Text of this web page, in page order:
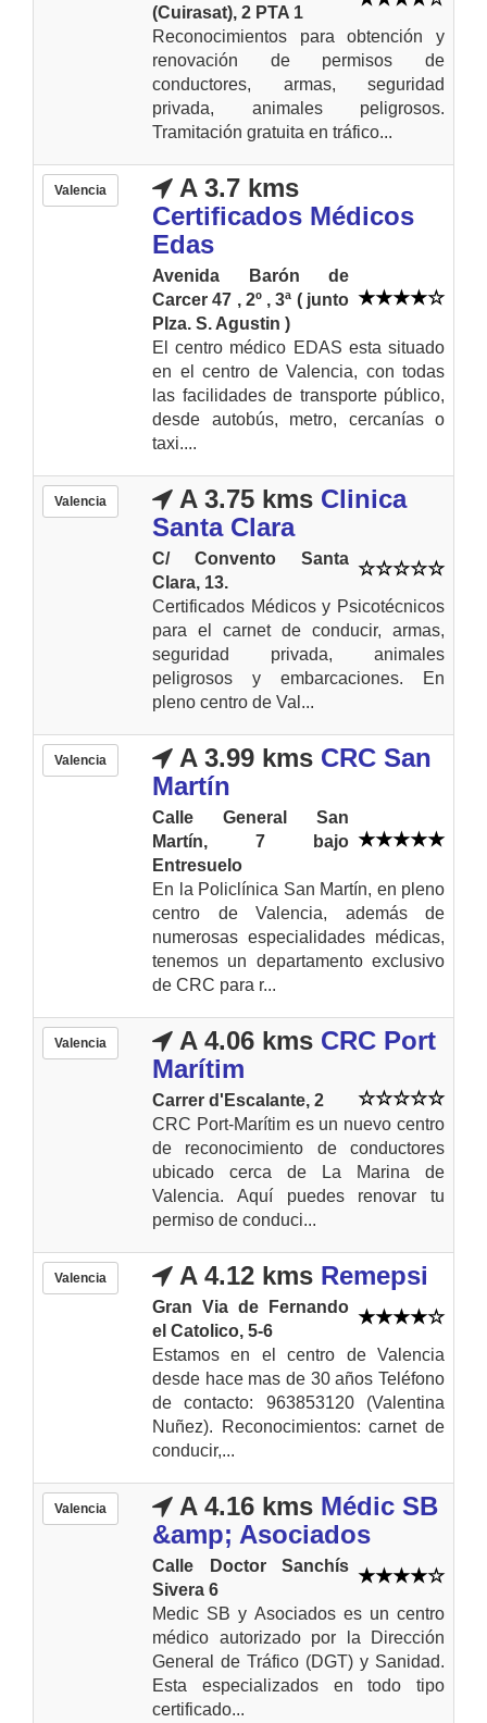
(Cuirasat), 2 PTA 1
Reconocimientos para obtención y
renovación de permisos de
conductores, armas, seguridad
privada, animales peligrosos.
Tramitación gratuita en tráfico...
Valencia
A 3.7 kms
Certificados Médicos
Edas
Avenida Barón de
Carcer 47 , 2º , 3ª ( junto
Plza. S. Agustin )
El centro médico EDAS esta situado
en el centro de Valencia, con todas
las facilidades de transporte público,
desde autobús, metro, cercanías o
taxi....
Valencia A 3.75 kms Clinica
Santa Clara
C/ Convento Santa
Clara, 13.
Certificados Médicos y Psicotécnicos
para el carnet de conducir, armas,
seguridad privada, animales
peligrosos y embarcaciones. En
pleno centro de Val...
Valencia A 3.99 kms CRC San
Martín
Calle General San
Martín, 7 bajo
Entresuelo
En la Policlínica San Martín, en pleno
centro de Valencia, además de
numerosas especialidades médicas,
tenemos un departamento exclusivo
de CRC para r...
Valencia A 4.06 kms CRC Port
Marítim
Carrer d'Escalante, 2
CRC Port-Marítim es un nuevo centro
de reconocimiento de conductores
ubicado cerca de La Marina de
Valencia. Aquí puedes renovar tu
permiso de conduci...
Valencia A 4.12 kms Remepsi
Gran Via de Fernando
el Catolico, 5-6
Estamos en el centro de Valencia
desde hace mas de 30 años Teléfono
de contacto: 963853120 (Valentina
Nuñez). Reconocimientos: carnet de
conducir,...
Valencia A 4.16 kms Médic SB
&amp; Asociados
Calle Doctor Sanchís
Sivera 6
Medic SB y Asociados es un centro
médico autorizado por la Dirección
General de Tráfico (DGT) y Sanidad.
Esta especializados en todo tipo
certificado...